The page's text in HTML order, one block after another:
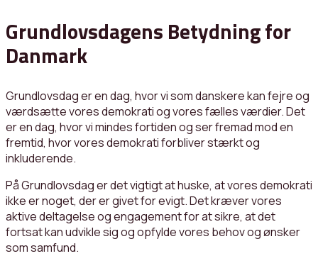
Grundlovsdagens Betydning for
Danmark
Grundlovsdag er en dag, hvor vi som danskere kan fejre og
værdsætte vores demokrati og vores fælles værdier. Det
er en dag, hvor vi mindes fortiden og ser fremad mod en
fremtid, hvor vores demokrati forbliver stærkt og
inkluderende.
På Grundlovsdag er det vigtigt at huske, at vores demokrati
ikke er noget, der er givet for evigt. Det kræver vores
aktive deltagelse og engagement for at sikre, at det
fortsat kan udvikle sig og opfylde vores behov og ønsker
som samfund.